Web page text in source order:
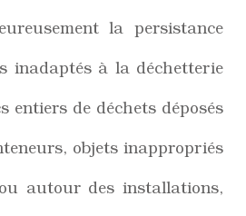
la persistance
inadaptés à la déchetterie
entiers de déchets déposés
objets inappropriés
autour des installations,